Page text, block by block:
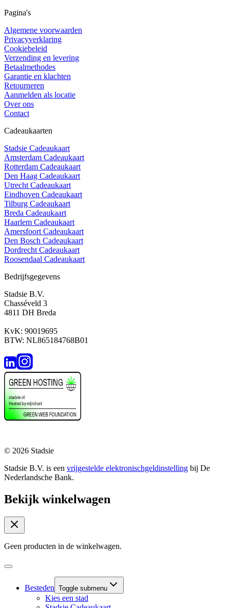
Pagina's
Algemene voorwaarden
Privacyverklaring
Cookiebeleid
Verzending en levering
Betaalmethodes
Garantie en klachten
Retourneren
Aanmelden als locatie
Over ons
Contact
Cadeaukaarten
Stadsie Cadeaukaart
Amsterdam Cadeaukaart
Rotterdam Cadeaukaart
Den Haag Cadeaukaart
Utrecht Cadeaukaart
Eindhoven Cadeaukaart
Tilburg Cadeaukaart
Breda Cadeaukaart
Haarlem Cadeaukaart
Amersfoort Cadeaukaart
Den Bosch Cadeaukaart
Dordrecht Cadeaukaart
Roosendaal Cadeaukaart
Bedrijfsgegevens
Stadsie B.V.
Chasséveld 3
4811 DH Breda
KvK: 90019695
BTW: NL865184768B01
© 2026 Stadsie
Stadsie B.V. is een vrijgestelde elektronischgeldinstelling bij De
Nederlandsche Bank.
Bekijk winkelwagen
Geen producten in de winkelwagen.
Besteden Toggle submenu
Kies een stad